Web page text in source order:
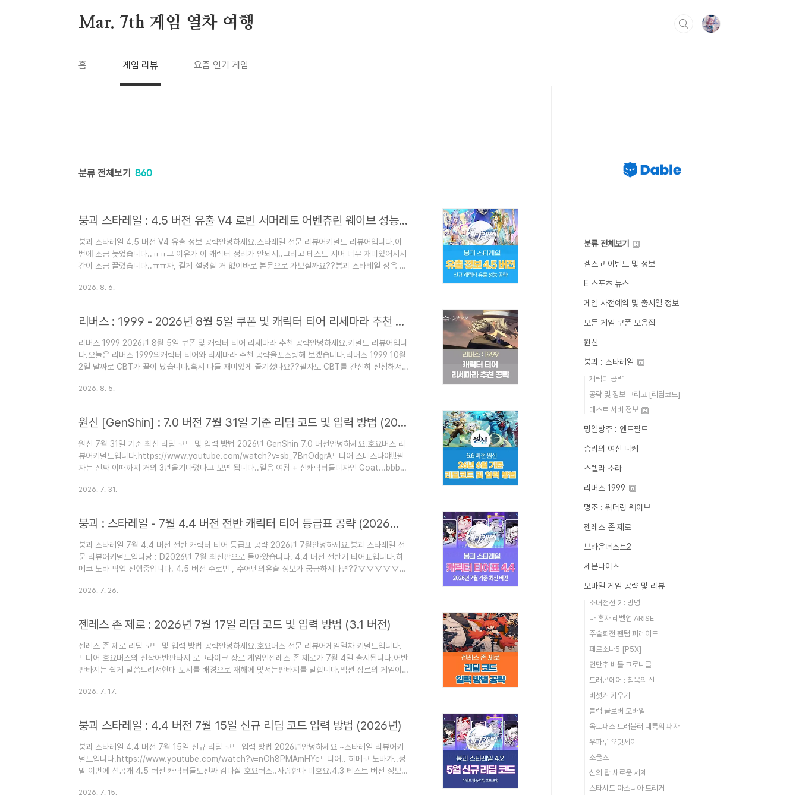
Mar. 7th 게임 열차 여행
홈 게임 리뷰 요즘 인기 게임
분류 전체보기 860
붕괴 스타레일 : 4.5 버전 유출 V4 로빈 서머레토 어벤츄린 웨이브 성능 스킬 정보 공략
붕괴 스타레일 4.5 버전 V4 유출 정보 공략안녕하세요.스타레일 전문 리뷰어키덜트 리뷰어입니다.이
번에 조금 늦었습니다..ㅠㅠ그 이유가 이 캐릭터 정리가 안되서..그리고 테스트 서버 너무 재미있어서시
간이 조금 끌렸습니다..ㅠㅠ자, 길게 설명할 거 없이바로 본문으로 가보실까요??붕괴 스타레일 성옥 충
면??▽▽▽▽▽▽▽클릭하세요!붕괴 스타레일 4.5 버전 로빈 서머레토 V4 정보엄청나게 늦은하지
로빈으로 적겠습니당..)로빈의..
2026. 8. 6.
리버스 : 1999 - 2026년 8월 5일 쿠폰 및 캐릭터 티어 리세마라 추천 공략
리버스 1999 2026년 8월 5일 쿠폰 및 캐릭터 티어 리세마라 추천 공략안녕하세요.키덜트 리뷰어입니
다.오늘은 리버스 1999의캐릭터 티어와 리세마라 추천 공략을포스팅해 보겠습니다.리버스 1999 10월
2일 날짜로 CBT가 끝이 났습니다.혹시 다들 재미있게 즐기셨나요??필자도 CBT를 간신히 신청해서
조금 아쉬웠지만..자, 포스팅에서 더 자세한 정보확인하러 가보실까요??리버스 1999의 모든 캐릭터의
첫 번째는..
2026. 8. 5.
원신 [GenShin] : 7.0 버전 7월 31일 기준 리딤 코드 및 입력 방법 (2026년)
원신 7월 31일 기준 최신 리딤 코드 및 입력 방법 2026년 GenShin 7.0 버전안녕하세요.호요버스 리
뷰어키덜트입니다.https://www.youtube.com/watch?v=sb_7BnOdgrA드디어 스네즈나야!!!필
자는 진짜 이때까지 거의 3년을기다렸다고 보면 됩니다..얼음 여왕 + 신캐릭터들디자인 Goat...bbbb
보러 오세요~▽▽▽▽▽▽클릭하세요! 원신 6.6 버전 캐릭터 티어표가궁금하신분들은 아래 링크로
2026. 7. 31.
붕괴 : 스타레일 - 7월 4.4 버전 전반 캐릭터 티어 등급표 공략 (2026년 7월)
붕괴 스타레일 7월 4.4 버전 전반 캐릭터 티어 등급표 공략 2026년 7월안녕하세요.붕괴 스타레일 전
문 리뷰어키덜트입니당 : D2026년 7월 최신판으로 돌아왔습니다. 4.4 버전 전반기 티어표입니다.히
메코 노바 픽업 진행중입니다. 4.5 버전 수로빈 , 수어벤의유출 정보가 궁금하시다면??▽▽▽▽▽▽
▽▽▽▽▽▽클릭하세요! 2025년 11월 5일 추가 내용.자, 티어에 관해서 개인적인댓글이 너무 많이
왜냐하면....
2026. 7. 26.
젠레스 존 제로 : 2026년 7월 17일 리딤 코드 및 입력 방법 (3.1 버전)
젠레스 존 제로 리딤 코드 및 입력 방법 공략안녕하세요.호요버스 전문 리뷰어게임열차 키덜트입니다.
드디어 호요버스의 신작어반판타지 로그라이크 장르 게임인젠레스 존 제로가 7월 4일 출시됩니다.어반
판타지는 쉽게 말씀드려서현대 도시를 배경으로 재해에 맞서는판타지를 말합니다.액션 장르의 게임이
적인 스토리와 캐릭터들로호요버스에서 밀고 있는 게임이죠.당연히 호요버스 게임답게쿠폰 코드 = 리
네..이게 뭐냐아아아..
2026. 7. 17.
붕괴 스타레일 : 4.4 버전 7월 15일 신규 리딤 코드 입력 방법 (2026년)
붕괴 스타레일 4.4 버전 7월 15일 신규 리딤 코드 입력 방법 2026년안녕하세요 ~스타레일 리뷰어키
덜트입니다.https://www.youtube.com/watch?v=nOh8PMAmHYc드디어.. 히메코 노바가..정
말 이번에 선공개 4.5 버전 캐릭터들도진짜 감다살 호요버스..사랑한다 미호요.4.3 테스트 버전 정보가
2026. 7. 15.
분류 전체보기
겜스고 이벤트 및 정보
E 스포츠 뉴스
게임 사전예약 및 출시일 정보
모든 게임 쿠폰 모음집
원신
붕괴 : 스타레일
캐릭터 공략
공략 및 정보 그리고 [리딤코드]
테스트 서버 정보
명일방주 : 엔드필드
승리의 여신 니케
스텔라 소라
리버스 1999
명조 : 워더링 웨이브
젠레스 존 제로
브라운더스트2
세븐나이츠
모바일 게임 공략 및 리뷰
소녀전선 2 : 망명
나 혼자 레벨업 ARISE
주술회전 팬텀 퍼레이드
페르소나5 [P5X]
던만추 배틀 크로니클
드래곤에어 : 침묵의 신
버섯커 키우기
블랙 클로버 모바일
옥토패스 트래블러 대륙의 패자
우파루 오딧세이
소울즈
신의 탑 새로운 세계
스타시드 아스니아 트리거